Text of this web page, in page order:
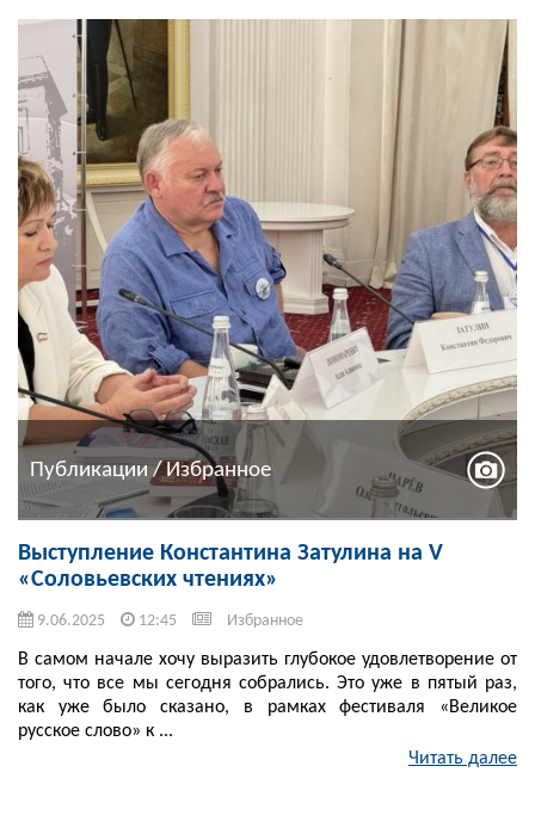
Публикации / Избранное
Выступление Константина Затулина на V
«Соловьевских чтениях»
9.06.2025 12:45 Избранное
В самом начале хочу выразить глубокое удовлетворение от
того, что все мы сегодня собрались. Это уже в пятый раз,
как уже было сказано, в рамках фестиваля «Великое
русское слово» к ...
Читать далее